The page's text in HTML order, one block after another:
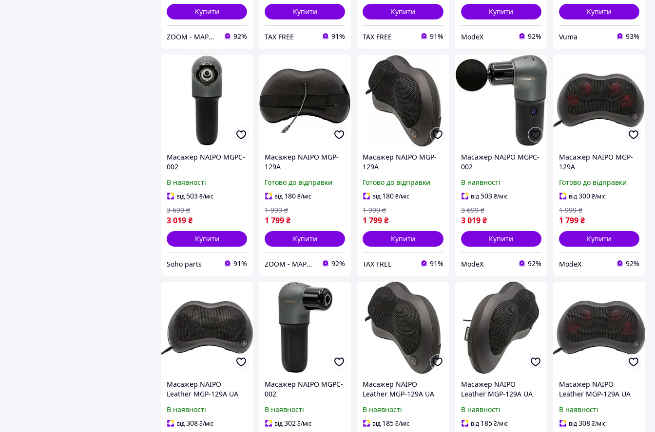
Купити
ZOOM - МАРКЕТ ЦИФРОВОЇ ТЕХНІКИ 92%
Купити
TAX FREE 91%
Купити
TAX FREE 91%
Купити
ModeX 92%
Купити
Vuma 93%
Масажер NAIPO MGPC-
002
В наявності
від503₴/міс
3 019₴
3 699 ₴
Купити
Soho parts 91%
Масажер NAIPO MGP-
129A
Готово до відправки
від 180₴/міс
1 799₴
1 999 ₴
Купити
ZOOM - МАРКЕТ ЦИФРОВОЇ ТЕХНІКИ 92%
Масажер NAIPO MGP-
129A
Готово до відправки
від 180₴/міс
1 799₴
1 999 ₴
Купити
TAX FREE 91%
Масажер NAIPO MGPC-
002
В наявності
від503 ₴/міс
3 019 ₴
3 699 ₴
Купити
ModeX 92%
Масажер NAIPO MGP-
129A
Готово до відправки
від300₴/міс
1 799₴
1 999 ₴
Купити
ModeX 92%
Масажер NAIPO
Leather MGP-129А UA
В наявності
від308₴/міс
Масажер NAIPO MGPC-
002
В наявності
від302₴/міс
Масажер NAIPO
Leather MGP-129А UA
В наявності
від 185₴/міс
Масажер NAIPO
Leather MGP-129А UA
В наявності
від 185 ₴/міс
Масажер NAIPO
Leather MGP-129А UA
В наявності
від308₴/міс